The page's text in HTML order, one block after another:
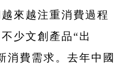
來越注重消費過程
少文創產品“出
消費需求。去年中國